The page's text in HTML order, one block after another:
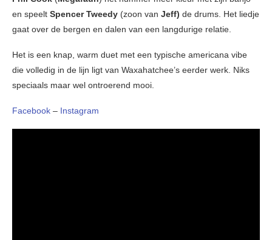
en speelt Spencer Tweedy (zoon van Jeff) de drums. Het liedje
gaat over de bergen en dalen van een langdurige relatie.
Het is een knap, warm duet met een typische americana vibe
die volledig in de lijn ligt van Waxahatchee’s eerder werk. Niks
speciaals maar wel ontroerend mooi.
Facebook – Instagram